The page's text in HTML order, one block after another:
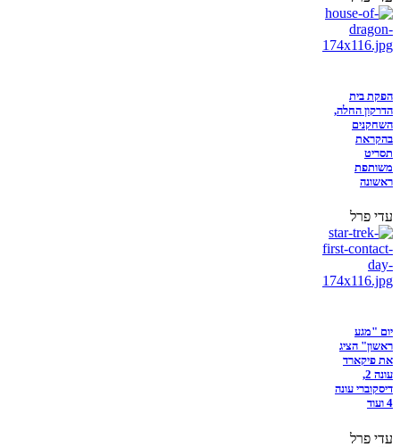
הפקת בית
הדרקון החלה,
השחקנים
בהקראת
תסריט
משותפת
ראשונה
עדי פרל
יום "מגע
ראשון" הציג
את פיקארד
עונה 2,
דיסקוברי עונה
4 ועוד
עדי פרל